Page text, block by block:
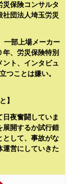
保険コンサルタ
団法人埼玉労災
一部上場メーカー
、労災保険特別
ント、インタビュ
つことは嫌い。
】
夜奮闘していま
展開するか試行錯
として、事故がな
運営にしていきた